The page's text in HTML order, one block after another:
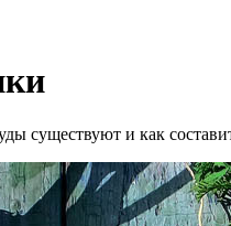
существуют и как